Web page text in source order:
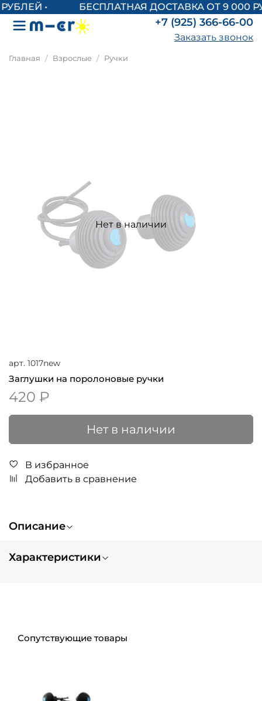
БЕСПЛАТНАЯ ДОСТАВКА ОТ 9 000
+7 (925) 366-66-00
Заказать звонок
Главная Взрослые Ручки
Нет в наличии
арт. 1017new
Заглушки на поролоновые ручки
420 ₽
Нет в наличии
В избранное
Добавить в сравнение
Описание
Характеристики
Сопутствующие товары